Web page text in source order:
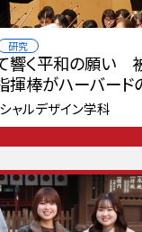
研究
響く平和の願い
揮棒がハーバード
ャルデザイン学科